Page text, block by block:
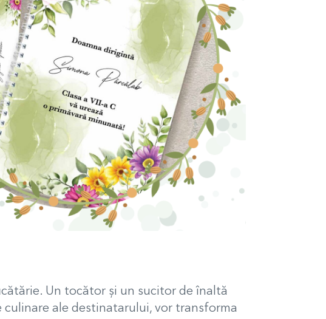
Un tocător și un sucitor de înaltă
ale destinatarului, vor transforma